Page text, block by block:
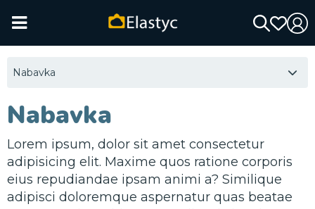
Nabavka
Nabavka
Lorem ipsum, dolor sit amet consectetur
adipisicing elit. Maxime quos ratione corporis
eius repudiandae ipsam animi a? Similique
adipisci doloremque aspernatur quas beatae